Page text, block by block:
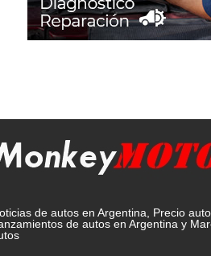
de autos en Argentina, Precio
de autos en Argentina y